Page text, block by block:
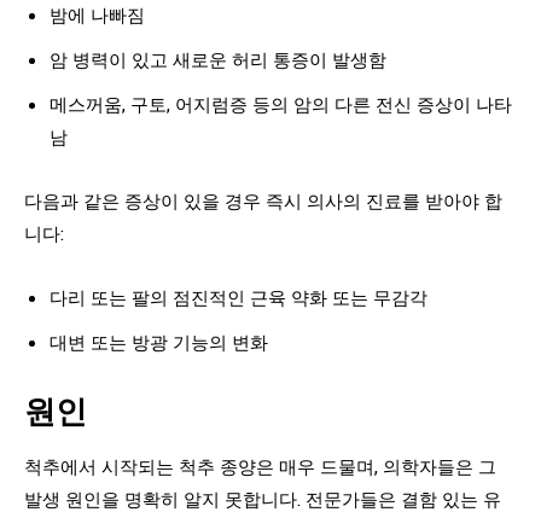
밤에 나빠짐
암 병력이 있고 새로운 허리 통증이 발생함
메스꺼움, 구토, 어지럼증 등의 암의 다른 전신 증상이 나타
남
다음과 같은 증상이 있을 경우 즉시 의사의 진료를 받아야 합
니다:
다리 또는 팔의 점진적인 근육 약화 또는 무감각
대변 또는 방광 기능의 변화
원인
척추에서 시작되는 척추 종양은 매우 드물며, 의학자들은 그
발생 원인을 명확히 알지 못합니다. 전문가들은 결함 있는 유